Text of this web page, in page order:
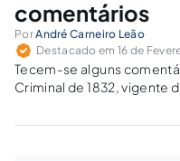
comentários
PorAndré Carneiro Leão
Destacado em 16 de
Tecem-se alguns
Criminal de 1832, vigente
estabelecidos pela